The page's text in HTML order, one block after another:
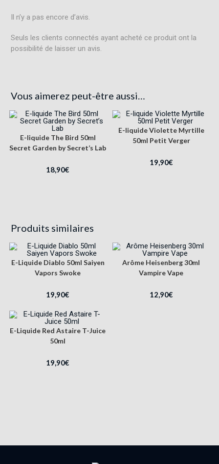
Il n’y a pas encore d’avis.
Seuls les clients connectés ayant acheté ce produit ont la
possibilité de laisser un avis.
Vous aimerez peut-être aussi…
E-liquide The Bird 50ml
Secret Garden by Secret’s Lab
18,90€
E-liquide Violette Myrtille
50ml Petit Verger
19,90€
Produits similaires
E-Liquide Diablo 50ml Saiyen
Vapors Swoke
19,90€
Arôme Heisenberg 30ml
Vampire Vape
12,90€
E-Liquide Red Astaire T-Juice
50ml
19,90€